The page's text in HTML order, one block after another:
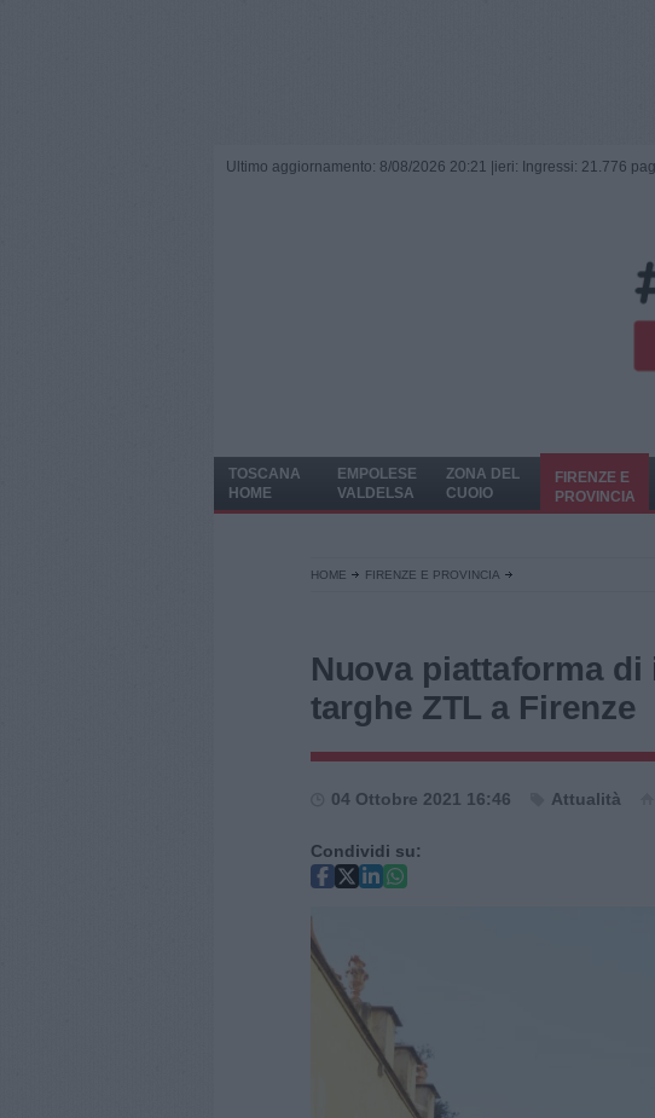
Ultimo aggiornamento: 8/08/2026 20:21 | ieri: Ingressi: 21.776
TOSCANA
HOME
EMPOLESE
VALDELSA
ZONA DEL
CUOIO
FIRENZE E
PROVINCIA
HOME FIRENZE E PROVINCIA
Nuova piattaforma
targhe ZTL a Firenze
04 Ottobre 2021 16:46 Attualità
Condividi su: